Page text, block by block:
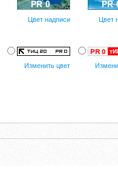
Цвет надписи Цвет
Изменить цвет